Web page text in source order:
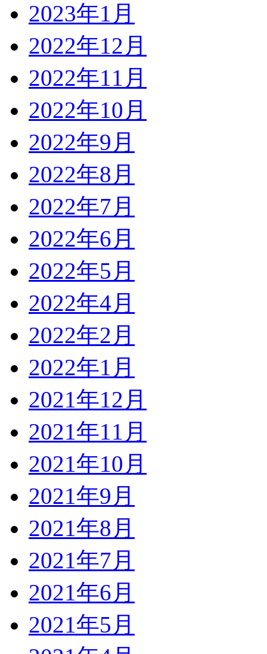
2023年1月
2022年12月
2022年11月
2022年10月
2022年9月
2022年8月
2022年7月
2022年6月
2022年5月
2022年4月
2022年2月
2022年1月
2021年12月
2021年11月
2021年10月
2021年9月
2021年8月
2021年7月
2021年6月
2021年5月